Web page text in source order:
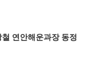
연안해운과장 동정